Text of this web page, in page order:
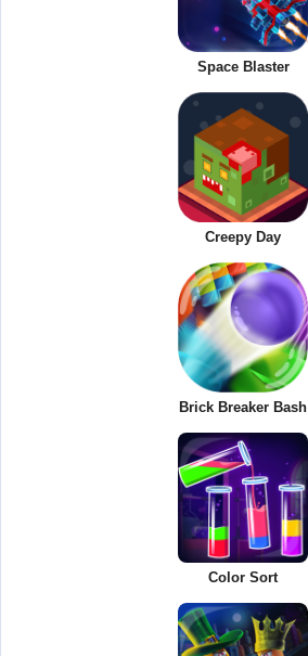
Space Blaster
Creepy Day
Brick Breaker Bash
Color Sort